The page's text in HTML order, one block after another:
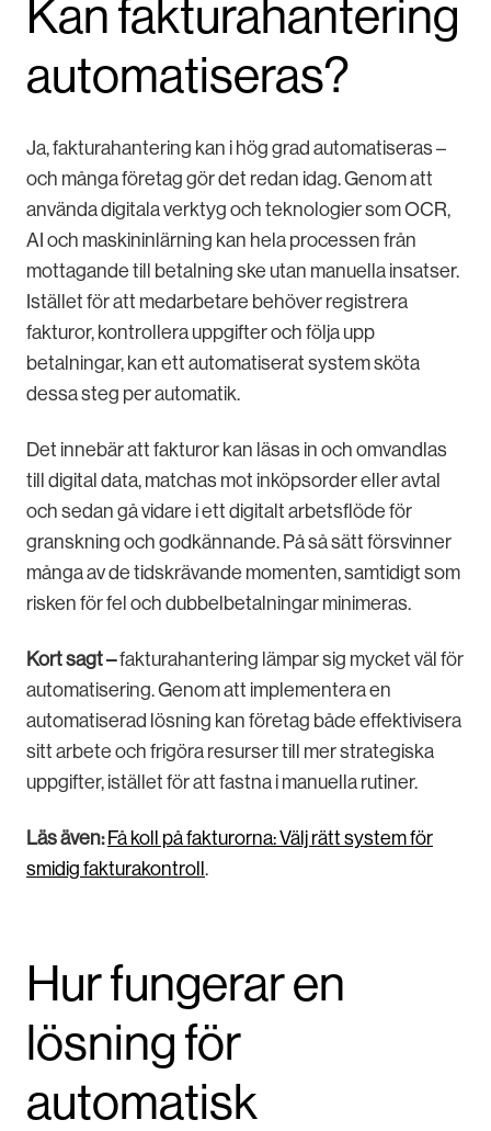
Kan fakturahantering
automatiseras?
Ja, fakturahantering kan i hög grad automatiseras –
och många företag gör det redan idag. Genom att
använda digitala verktyg och teknologier som OCR,
AI och maskininlärning kan hela processen från
mottagande till betalning ske utan manuella insatser.
Istället för att medarbetare behöver registrera
fakturor, kontrollera uppgifter och följa upp
betalningar, kan ett automatiserat system sköta
dessa steg per automatik.
Det innebär att fakturor kan läsas in och omvandlas
till digital data, matchas mot inköpsorder eller avtal
och sedan gå vidare i ett digitalt arbetsflöde för
granskning och godkännande. På så sätt försvinner
många av de tidskrävande momenten, samtidigt som
risken för fel och dubbelbetalningar minimeras.
Kort sagt –fakturahantering lämpar sig mycket väl för
automatisering. Genom att implementera en
automatiserad lösning kan företag både effektivisera
sitt arbete och frigöra resurser till mer strategiska
uppgifter, istället för att fastna i manuella rutiner.
Läs även: Få koll på fakturorna: Välj rätt system för
smidig fakturakontroll.
Hur fungerar en
lösning för
automatisk